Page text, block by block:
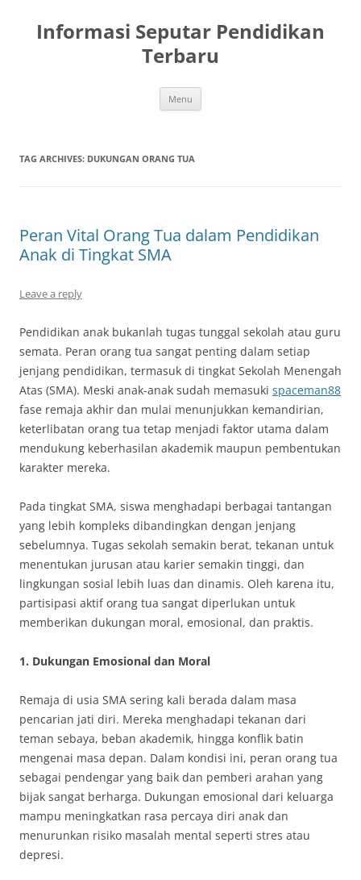
content
Informasi Seputar Pendidikan
Terbaru
Menu
TAG ARCHIVES: DUKUNGAN ORANG TUA
Peran Vital Orang Tua dalam Pendidikan
Anak di Tingkat SMA
Leave a reply
Pendidikan anak bukanlah tugas tunggal sekolah atau guru
semata. Peran orang tua sangat penting dalam setiap
jenjang pendidikan, termasuk di tingkat Sekolah Menengah
Atas (SMA). Meski anak-anak sudah memasuki spaceman88
fase remaja akhir dan mulai menunjukkan kemandirian,
keterlibatan orang tua tetap menjadi faktor utama dalam
mendukung keberhasilan akademik maupun pembentukan
karakter mereka.
Pada tingkat SMA, siswa menghadapi berbagai tantangan
yang lebih kompleks dibandingkan dengan jenjang
sebelumnya. Tugas sekolah semakin berat, tekanan untuk
menentukan jurusan atau karier semakin tinggi, dan
lingkungan sosial lebih luas dan dinamis. Oleh karena itu,
partisipasi aktif orang tua sangat diperlukan untuk
memberikan dukungan moral, emosional, dan praktis.
1. Dukungan Emosional dan Moral
Remaja di usia SMA sering kali berada dalam masa
pencarian jati diri. Mereka menghadapi tekanan dari
teman sebaya, beban akademik, hingga konflik batin
mengenai masa depan. Dalam kondisi ini, peran orang tua
sebagai pendengar yang baik dan pemberi arahan yang
bijak sangat berharga. Dukungan emosional dari keluarga
mampu meningkatkan rasa percaya diri anak dan
menurunkan risiko masalah mental seperti stres atau
depresi.